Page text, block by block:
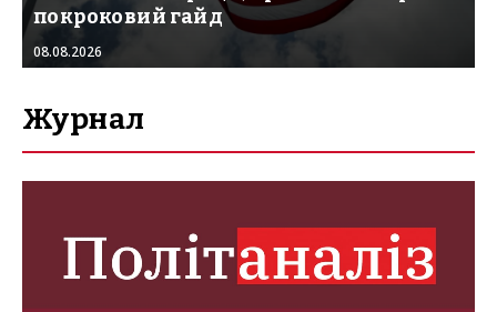
покроковий гайд
08.08.2026
Журнал